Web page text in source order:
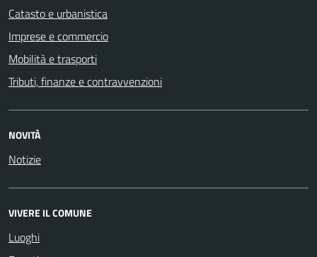
Catasto e urbanistica
Imprese e commercio
Mobilità e trasporti
Tributi, finanze e contravvenzioni
NOVITÀ
Notizie
VIVERE IL COMUNE
Luoghi